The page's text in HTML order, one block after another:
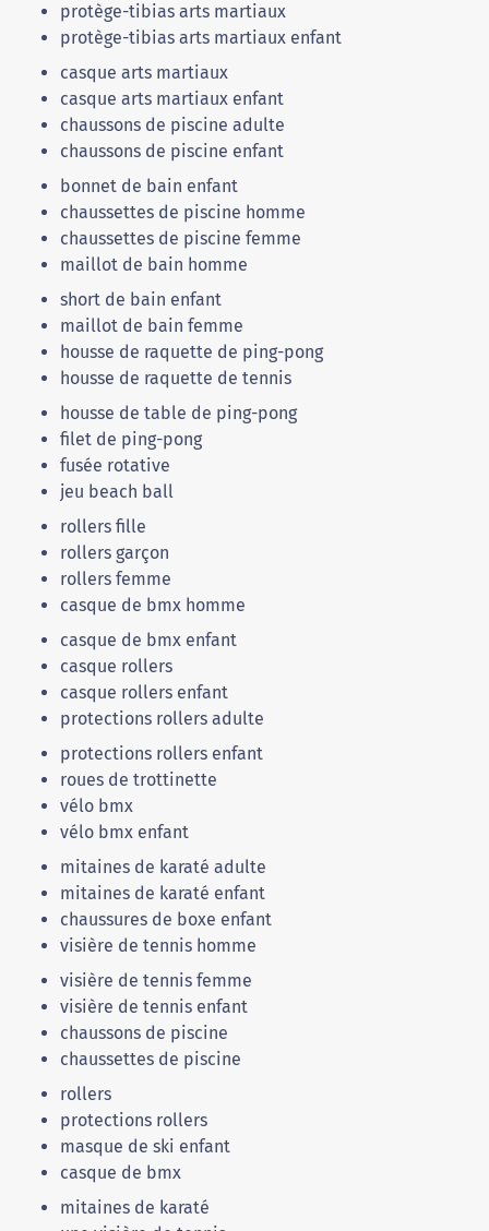
protège-tibias arts martiaux
protège-tibias arts martiaux enfant
casque arts martiaux
casque arts martiaux enfant
chaussons de piscine adulte
chaussons de piscine enfant
bonnet de bain enfant
chaussettes de piscine homme
chaussettes de piscine femme
maillot de bain homme
short de bain enfant
maillot de bain femme
housse de raquette de ping-pong
housse de raquette de tennis
housse de table de ping-pong
filet de ping-pong
fusée rotative
jeu beach ball
rollers fille
rollers garçon
rollers femme
casque de bmx homme
casque de bmx enfant
casque rollers
casque rollers enfant
protections rollers adulte
protections rollers enfant
roues de trottinette
vélo bmx
vélo bmx enfant
mitaines de karaté adulte
mitaines de karaté enfant
chaussures de boxe enfant
visière de tennis homme
visière de tennis femme
visière de tennis enfant
chaussons de piscine
chaussettes de piscine
rollers
protections rollers
masque de ski enfant
casque de bmx
mitaines de karaté